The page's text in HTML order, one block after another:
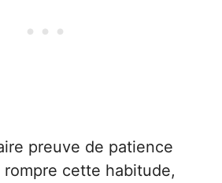
preuve de patience
cette habitude,